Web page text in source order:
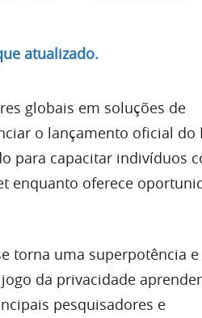
atualizado.
globais em soluções de
o lançamento oficial do
para capacitar indivíduos
enquanto oferece
torna uma superpotência
da privacidade
pesquisadores e